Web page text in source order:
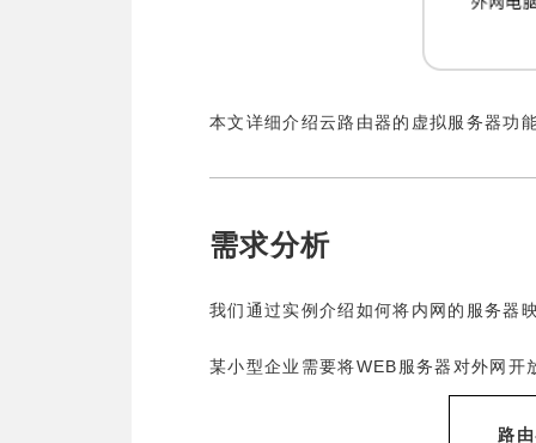
本文详细介绍云路由器的虚拟服务器功
需求分析
我们通过实例介绍如何将内网的服务器
某小型企业需要将WEB 服务器对外网开
路